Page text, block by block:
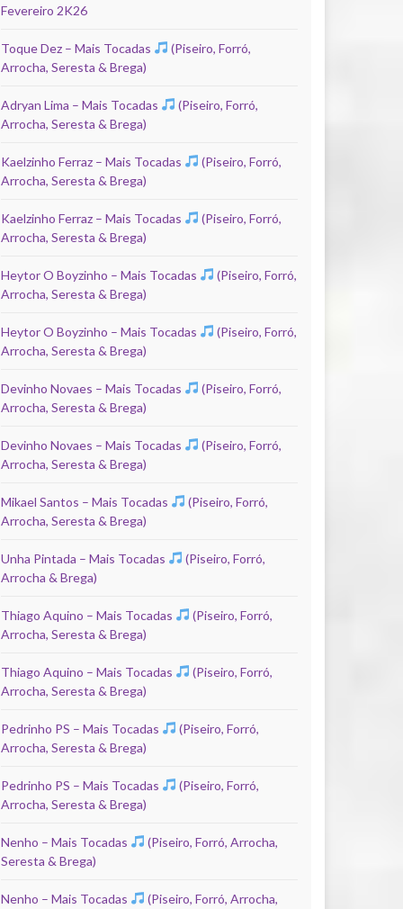
Fevereiro 2K26
Toque Dez – Mais Tocadas
(Piseiro, Forró,
Arrocha, Seresta & Brega)
Adryan Lima – Mais Tocadas
(Piseiro, Forró,
Arrocha, Seresta & Brega)
Kaelzinho Ferraz – Mais Tocadas
(Piseiro, Forró,
Arrocha, Seresta & Brega)
Kaelzinho Ferraz – Mais Tocadas
(Piseiro, Forró,
Arrocha, Seresta & Brega)
Heytor O Boyzinho – Mais Tocadas
(Piseiro, Forró,
Arrocha, Seresta & Brega)
Heytor O Boyzinho – Mais Tocadas
(Piseiro, Forró,
Arrocha, Seresta & Brega)
Devinho Novaes – Mais Tocadas
(Piseiro, Forró,
Arrocha, Seresta & Brega)
Devinho Novaes – Mais Tocadas
(Piseiro, Forró,
Arrocha, Seresta & Brega)
Mikael Santos – Mais Tocadas
(Piseiro, Forró,
Arrocha, Seresta & Brega)
Unha Pintada – Mais Tocadas
(Piseiro, Forró,
Arrocha & Brega)
Thiago Aquino – Mais Tocadas
(Piseiro, Forró,
Arrocha, Seresta & Brega)
Thiago Aquino – Mais Tocadas
(Piseiro, Forró,
Arrocha, Seresta & Brega)
Pedrinho PS – Mais Tocadas
(Piseiro, Forró,
Arrocha, Seresta & Brega)
Pedrinho PS – Mais Tocadas
(Piseiro, Forró,
Arrocha, Seresta & Brega)
Nenho – Mais Tocadas
(Piseiro, Forró, Arrocha,
Seresta & Brega)
Nenho – Mais Tocadas
(Piseiro, Forró, Arrocha,